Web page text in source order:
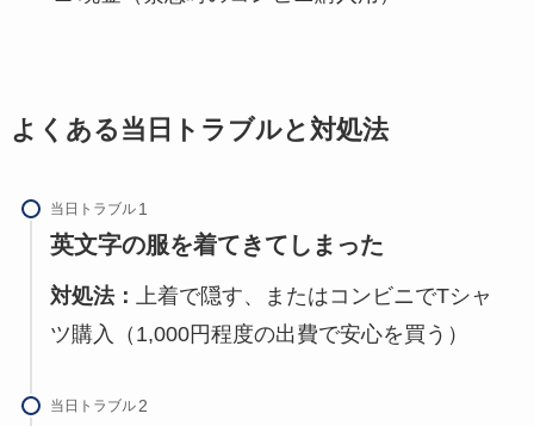
よくある当日トラブルと対処法
当日トラブル
英文字の服を着てきてしまった
対処法： 上着で隠す、またはコンビニでTシャ
ツ購入（1,000円程度の出費で安心を買う）
当日トラブル